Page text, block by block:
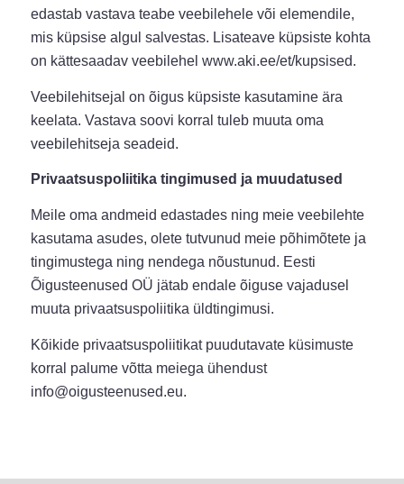
edastab vastava teabe veebilehele või elemendile,
mis küpsise algul salvestas. Lisateave küpsiste kohta
on kättesaadav veebilehel www.aki.ee/et/kupsised.
Veebilehitsejal on õigus küpsiste kasutamine ära
keelata. Vastava soovi korral tuleb muuta oma
veebilehitseja seadeid.
Privaatsuspoliitika tingimused ja muudatused
Meile oma andmeid edastades ning meie veebilehte
kasutama asudes, olete tutvunud meie põhimõtete ja
tingimustega ning nendega nõustunud. Eesti
Õigusteenused OÜ jätab endale õiguse vajadusel
muuta privaatsuspoliitika üldtingimusi.
Kõikide privaatsuspoliitikat puudutavate küsimuste
korral palume võtta meiega ühendust
info@oigusteenused.eu.